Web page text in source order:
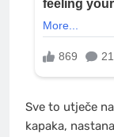
Sve to utječe
kapaka,